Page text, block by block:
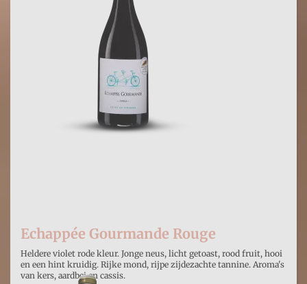
Echappée Gourmande Rouge
Heldere violet rode kleur. Jonge neus, licht getoast, rood fruit, hooi
en een hint kruidig. Rijke mond, rijpe zijdezachte tannine. Aroma's
van kers, aardbei en cassis.